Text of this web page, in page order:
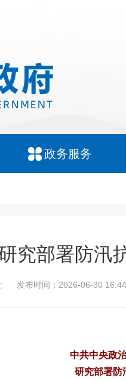
政务服务
究部署防汛
发布时间：2026-06-30
中共中央政
研究部署防